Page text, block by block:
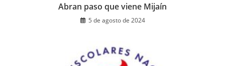
Abran paso que viene Mijaín
5 de agosto de 2024